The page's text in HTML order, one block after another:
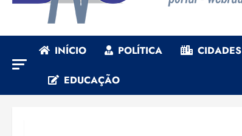
INÍCIO POLÍTICA CIDADES
EDUCAÇÃO